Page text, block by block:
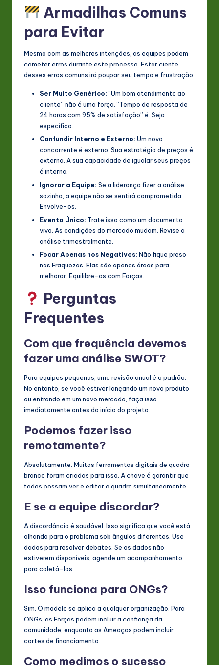
Armadilhas Comuns
para Evitar
Mesmo com as melhores intenções, as equipes podem
cometer erros durante este processo. Estar ciente
desses erros comuns irá poupar seu tempo e frustração.
Ser Muito Genérico:“Um bom atendimento ao
cliente” não é uma força. “Tempo de resposta de
24 horas com 95% de satisfação” é. Seja
específico.
Confundir Interno e Externo: Um novo
concorrente é externo. Sua estratégia de preços é
externa. A sua capacidade de igualar seus preços
é interna.
Ignorar a Equipe: Se a liderança fizer a análise
sozinha, a equipe não se sentirá comprometida.
Envolve-os.
Evento Único: Trate isso como um documento
vivo. As condições do mercado mudam. Revise a
análise trimestralmente.
Focar Apenas nos Negativos: Não fique preso
nas Fraquezas. Elas são apenas áreas para
melhorar. Equilibre-as com Forças.
Perguntas
Frequentes
Com que frequência devemos
fazer uma análise SWOT?
Para equipes pequenas, uma revisão anual é o padrão.
No entanto, se você estiver lançando um novo produto
ou entrando em um novo mercado, faça isso
imediatamente antes do início do projeto.
Podemos fazer isso
remotamente?
Absolutamente. Muitas ferramentas digitais de quadro
branco foram criadas para isso. A chave é garantir que
todos possam ver e editar o quadro simultaneamente.
E se a equipe discordar?
A discordância é saudável. Isso significa que você está
olhando para o problema sob ângulos diferentes. Use
dados para resolver debates. Se os dados não
estiverem disponíveis, agende um acompanhamento
para coletá-los.
Isso funciona para ONGs?
Sim. O modelo se aplica a qualquer organização. Para
ONGs, as Forças podem incluir a confiança da
comunidade, enquanto as Ameaças podem incluir
cortes de financiamento.
Como medimos o sucesso